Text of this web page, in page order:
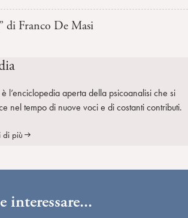
di Franco De Masi
è l’enciclopedia aperta della psicoanalisi che si
nel tempo di nuove voci e di costanti contributi.
di più
interessare...